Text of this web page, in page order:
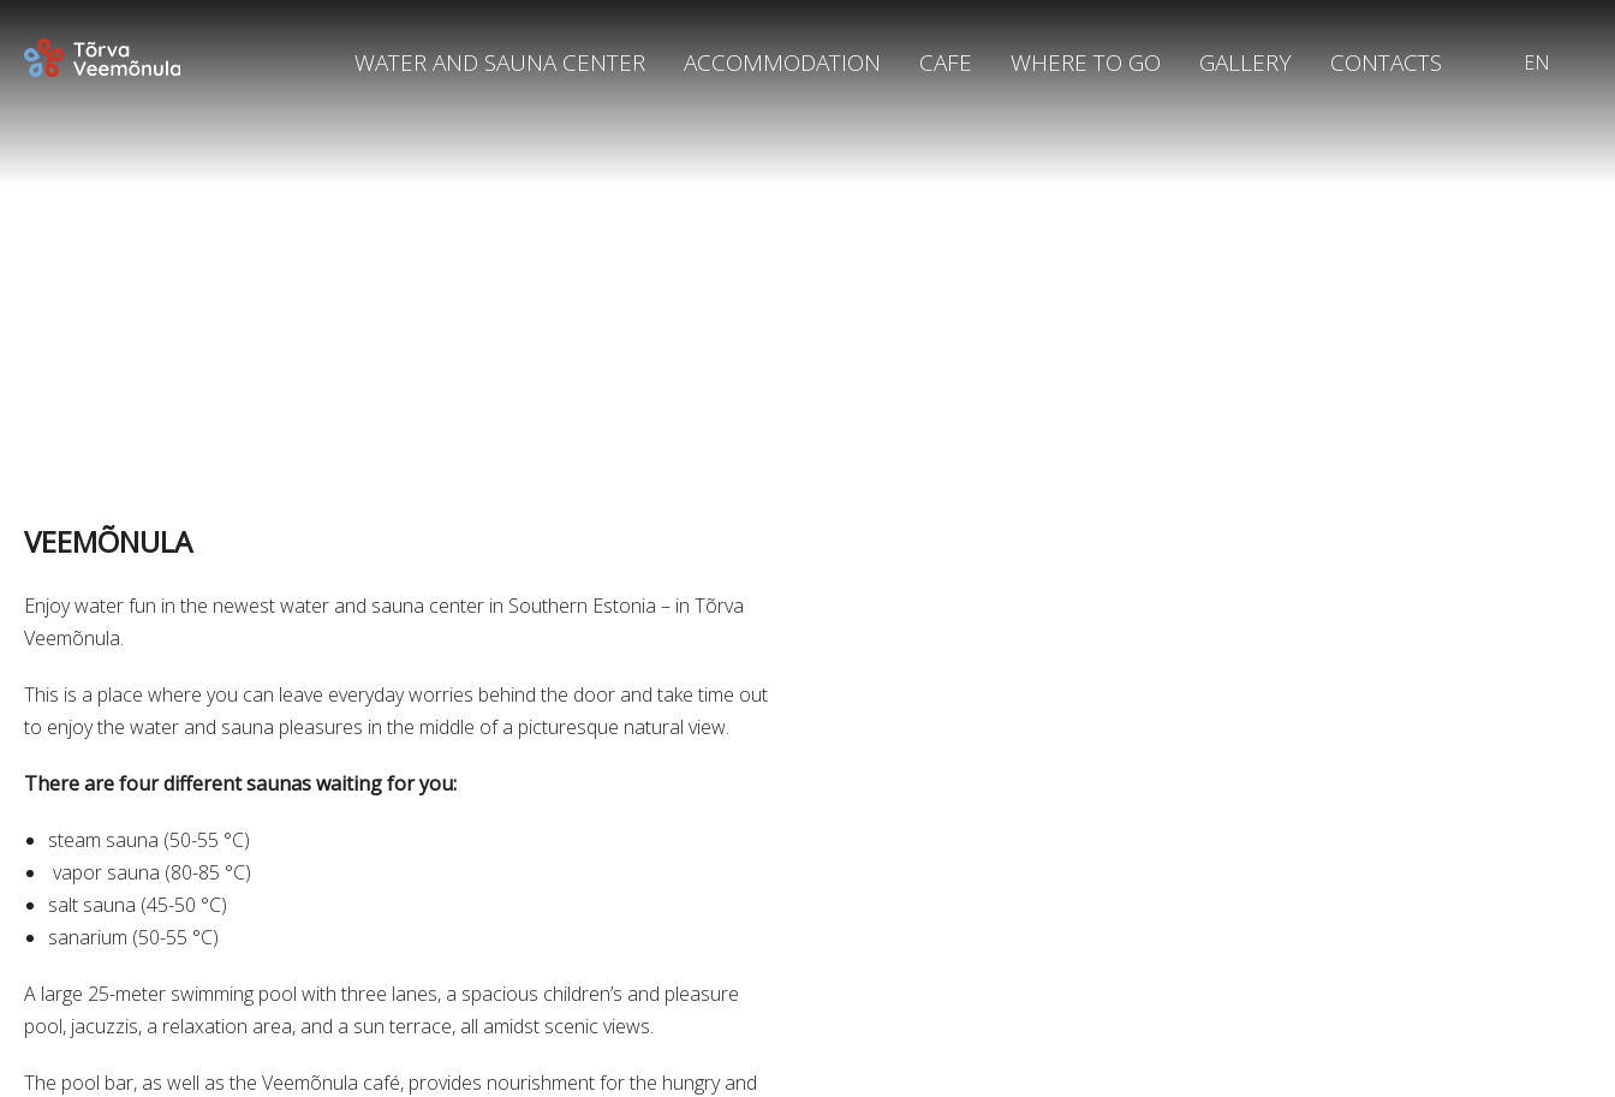
WATER AND SAUNA CENTER ACCOMMODATION CAFE WHERE TO GO GALLERY CONTACTS EN
VEEMÕNULA
Enjoy water fun in the newest water and sauna center in Southern Estonia – in Tõrva
Veemõnula.
This is a place where you can leave everyday worries behind the door and take time out
to enjoy the water and sauna pleasures in the middle of a picturesque natural view.
There are four different saunas waiting for you:
steam sauna (50-55 °C)
vapor sauna (80-85 °C)
salt sauna (45-50 °C)
sanarium (50-55 °C)
A large 25-meter swimming pool with three lanes, a spacious children’s and pleasure
pool, jacuzzis, a relaxation area, and a sun terrace, all amidst scenic views.
The pool bar, as well as the Veemõnula café, provides nourishment for the hungry and